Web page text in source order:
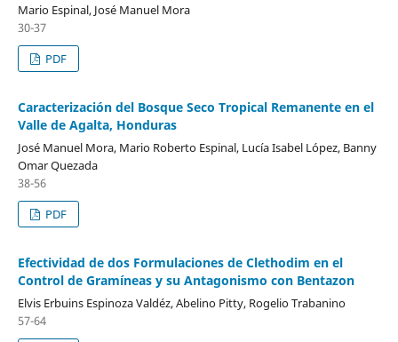
Mario Espinal, José Manuel Mora
30-37
PDF
Caracterización del Bosque Seco Tropical Remanente en el
Valle de Agalta, Honduras
José Manuel Mora, Mario Roberto Espinal, Lucía Isabel López, Banny
Omar Quezada
38-56
PDF
Efectividad de dos Formulaciones de Clethodim en el
Control de Gramíneas y su Antagonismo con Bentazon
Elvis Erbuins Espinoza Valdéz, Abelino Pitty, Rogelio Trabanino
57-64